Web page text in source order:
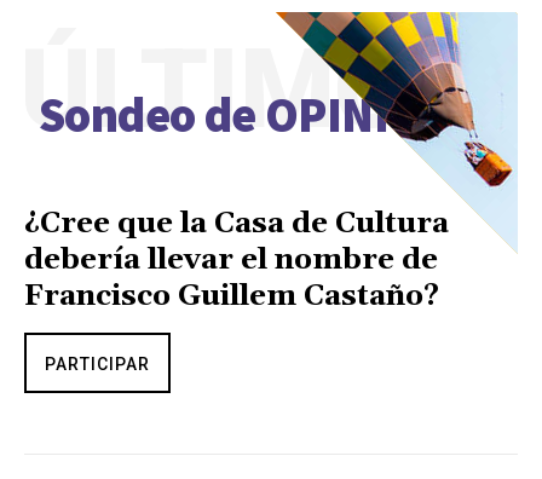
Sondeo de OPINIÓN
ÚLTIMO
¿Cree que la Casa de Cultura
debería llevar el nombre de
Francisco Guillem Castaño?
PARTICIPAR